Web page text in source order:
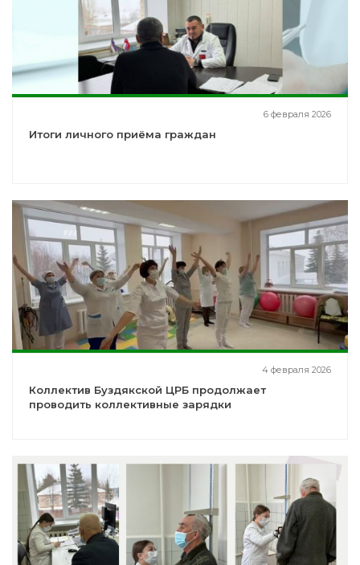
6 февраля 2026
Итоги личного приёма граждан
4 февраля 2026
Коллектив Буздякской ЦРБ продолжает
проводить коллективные зарядки